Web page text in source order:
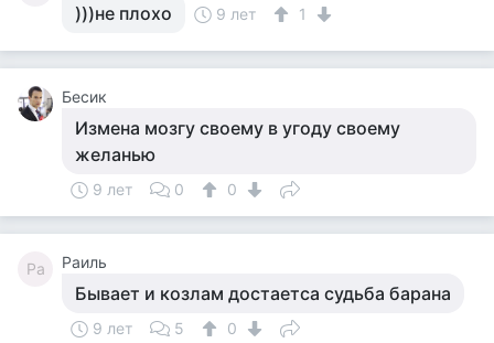
)))не плохо 9 лет 1
Бесик
Измена мозгу своему в угоду своему
желанью
9 лет 0 0
Ра Раиль
Бывает и козлам достаетса судьба барана
9 лет 5 0